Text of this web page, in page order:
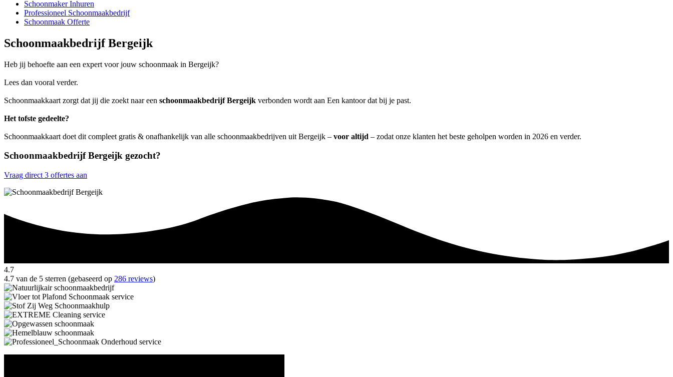
Schoonmaker Inhuren
Professioneel Schoonmaakbedrijf
Schoonmaak Offerte
Schoonmaakbedrijf Bergeijk
Heb jij behoefte aan een expert voor jouw schoonmaak in Bergeijk?
Lees dan vooral verder.
Schoonmaakkaart zorgt dat jij die zoekt naar een schoonmaakbedrijf Bergeijk verbonden wordt aan Een kantoor dat bij je past.
Het tofste gedeelte?
Schoonmaakkaart doet dit compleet gratis & onafhankelijk van alle schoonmaakbedrijven uit Bergeijk – voor altijd – zodat onze klanten het beste geholpen worden in 2026 en verder.
Schoonmaakbedrijf Bergeijk gezocht?
Vraag direct 3 offertes aan
4.7
4.7 van de 5 sterren (gebaseerd op 286 reviews)